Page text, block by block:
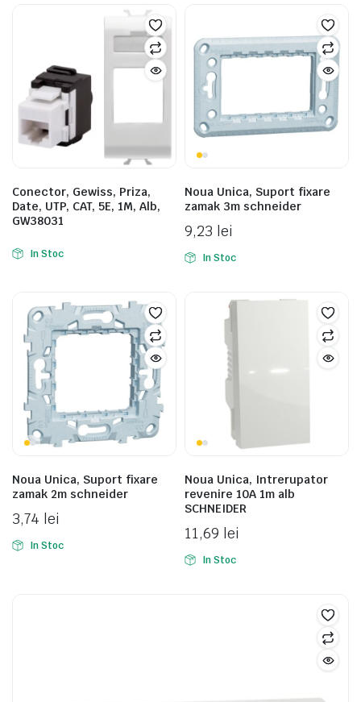
Conector, Gewiss, Priza,
Date, UTP, CAT, 5E, 1M, Alb,
GW38031
In Stoc
Noua Unica, Suport fixare
zamak 3m schneider
9,23 lei
In Stoc
Noua Unica, Suport fixare
zamak 2m schneider
3,74 lei
In Stoc
Noua Unica, Intrerupator
revenire 10A 1m alb
SCHNEIDER
11,69 lei
In Stoc